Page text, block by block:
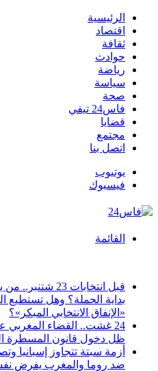
الرئيسية
اقتصاد
ثقافة
حوادث
رياضة
سياسة
صحة
فاس24 تيفي
قضايا
مجتمع
اتصل بنا
يوتيوب
فيسبوك
القائمة
قبل انتخابات
بداية الحملة؟ وهل تستطيع
«الإنفاق الانتخابي المبكر»؟
24 غشت.. القضاء
ظل دخول قانون المسطرة
أزمة سبتة تتجاوز إسبانيا
ضد روما والمغرب يفرض